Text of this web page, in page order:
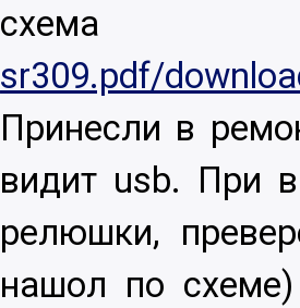
sr309.pdf/
Принесли в
видит usb. При
релюшки,
нашол по